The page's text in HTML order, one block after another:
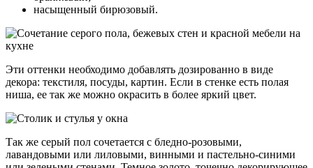
насыщенный бирюзовый.
Эти оттенки необходимо добавлять дозированно в виде
декора: текстиля, посуды, картин. Если в стенке есть полая
ниша, ее так же можно окрасить в более яркий цвет.
Так же серый пол сочетается с бледно-розовыми,
лавандовыми или лиловыми, винными и пастельно-синими